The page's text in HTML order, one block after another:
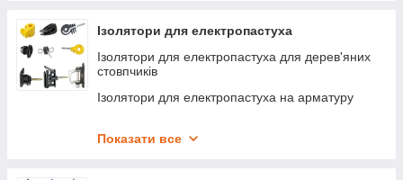
Ізолятори для електропастуха
Ізолятори для електропастуха для дерев'яних
стовпчиків
Ізолятори для електропастуха на арматуру
різьбою
Показати все